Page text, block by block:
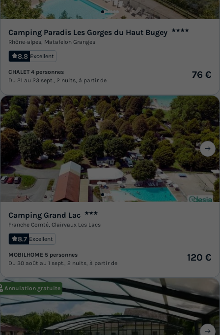
Camping Paradis Les Gorges du Haut Bugey ★★★★
Rhône-alpes, Matafelon Granges
8.8 Excellent
CHALET 4 personnes
Du 21 au 23 sept., 2 nuits, à partir de
76 €
Camping Grand Lac ★★★
Franche Comté, Clairvaux Les Lacs
8.7 Excellent
MOBILHOME 5 personnes
Du 30 août au 1 sept., 2 nuits, à partir de
120 €
Annulation gratuite